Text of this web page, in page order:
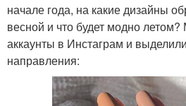
начале года, на какие дизайны
весной и что будет модно
аккаунты в Инстаграм и
направления: